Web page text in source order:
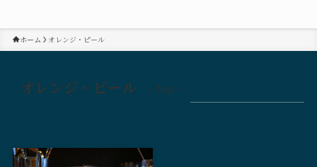
ホーム オレンジ・ピール
オレンジ・ピール – tag –